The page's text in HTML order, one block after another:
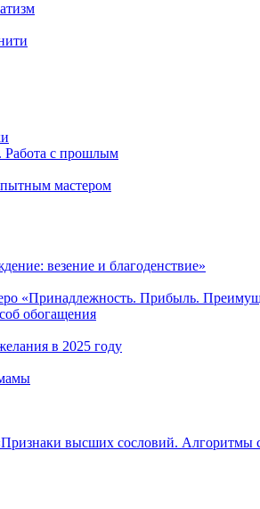
Работа с прошлым
мастером
везение и благоденствие»
«Принадлежность. Прибыль.
обогащения
в 2025 году
высших сословий. Алгоритмы